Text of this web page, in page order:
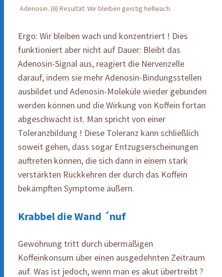
Adenosin. (6) Resultat: Wir bleiben geistig hellwach.
Ergo: Wir bleiben wach und konzentriert ! Dies
funktioniert aber nicht auf Dauer: Bleibt das
Adenosin-Signal aus, reagiert die Nervenzelle
darauf, indem sie mehr Adenosin-Bindungsstellen
ausbildet und Adenosin-Moleküle wieder gebunden
werden können und die Wirkung von Koffein fortan
abgeschwächt ist. Man spricht von einer
Toleranzbildung ! Diese Toleranz kann schließlich
soweit gehen, dass sogar Entzugserscheinungen
auftreten können, die sich dann in einem stark
verstärkten Rückkehren der durch das Koffein
bekämpften Symptome äußern.
Krabbel die Wand ´nuf
Gewöhnung tritt durch übermäßigen
Koffeinkonsum über einen ausgedehnten Zeitraum
auf. Was ist jedoch, wenn man es akut übertreibt ?